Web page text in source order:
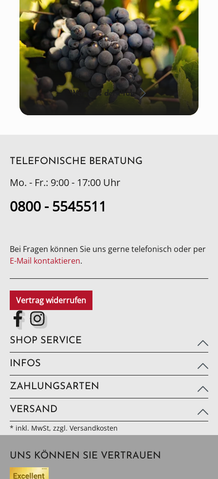
Wein aus der Pfalz
TELEFONISCHE BERATUNG
Mo. - Fr.: 9:00 - 17:00 Uhr
0800 - 5545511
Bei Fragen können Sie uns gerne telefonisch oder per
E-Mail kontaktieren.
Vertrag widerrufen
SHOP SERVICE
INFOS
ZAHLUNGSARTEN
VERSAND
* inkl. MwSt, zzgl. Versandkosten
UNS KÖNNEN SIE VERTRAUEN